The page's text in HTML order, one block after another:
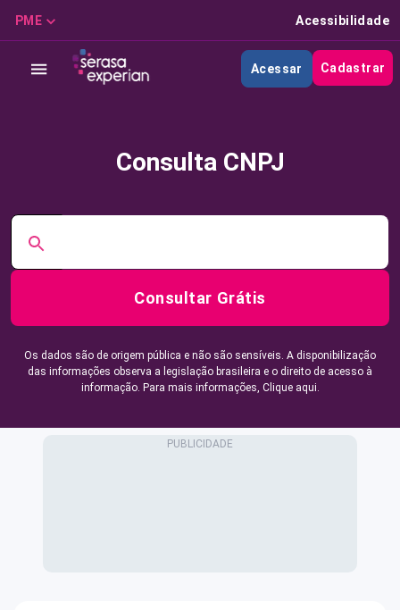
PME Acessibilidade
Acessar Cadastrar
Consulta CNPJ
Consultar Grátis
Os dados são de origem pública e não são sensíveis. A disponibilização
das informações observa a legislação brasileira e o direito de acesso à
informação. Para mais informações, Clique aqui.